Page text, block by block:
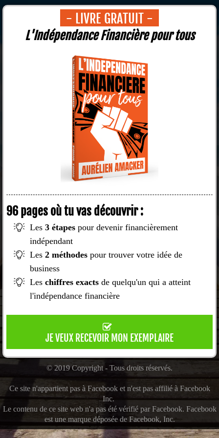
- LIVRE GRATUIT -
L'Indépendance Financière pour tous
96 pages où tu vas découvrir :
Les 3 étapespour devenir financièrement
indépendant
Les 2 méthodespour trouver votre idée de
business
Les chiffres exactsde quelqu'un qui a atteint
l'indépendance financière
JE VEUX RECEVOIR MON EXEMPLAIRE
© 2019 Copyright - Tous droits réservés.
Ce site n'appartient pas à Facebook et n'est pas affilié à Facebook
Inc.
Le contenu de ce site web n'a pas été vérifié par Facebook. Facebook
est une marque déposée de Facebook, Inc.